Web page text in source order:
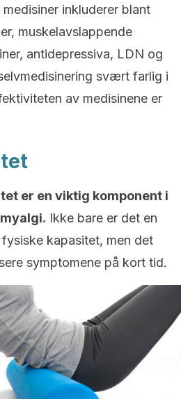
inkluderer blant
muskelavslappende
antidepressiva, LDN og
svært farlig i
av medisinene er
er en viktig komponent i
Ikke bare er det en
kapasitet, men det
symptomene på kort tid.